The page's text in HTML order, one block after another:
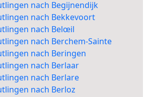
nach Begijnendijk
nach Bekkevoort
nach Belœil
nach Berchem-Sainte
nach Beringen
nach Berlaar
nach Berlare
nach Berloz